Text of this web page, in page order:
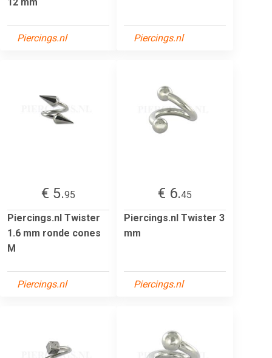
Piercings.nl Piercings.nl
€ 5.95
Piercings.nl Twister
1.6 mm ronde cones
M
Piercings.nl
€ 6.45
Piercings.nl Twister 3
mm
Piercings.nl